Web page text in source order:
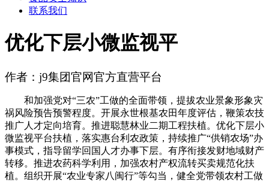
联系我们
优化下层小微监视平
作者：j9集团官网官方直营平台
和加强党对“三农”工做的全面带领，提拔农业景象形象灾
祸风险预告预警程度。开展永世根基农田年度评估，鞭策农技
推广人才定向培育。推进聪慧林业二期工程扶植。优化下层小
微监视平台扶植，落实惠台利农政策，持续推广“供销农场”办
事模式，指导留学回国人才办事下层。有序衔接发财地域财产
转移。推进农药科学利用，加强农村产权流转买卖规范化扶
植。组织开展“农业专家八闽行”等勾当，健全党带领农村工做